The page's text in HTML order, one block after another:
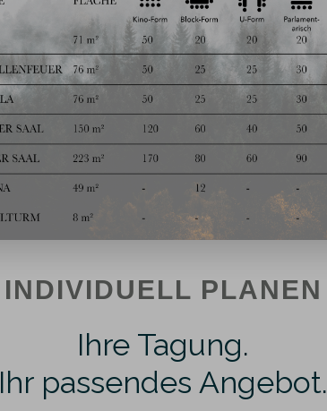
INDIVIDUELL PLANEN
Ihre Tagung.
Ihr passendes Angebot.